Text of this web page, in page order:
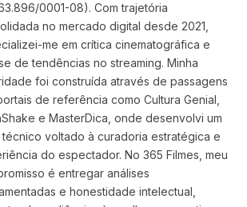
0001-08). Com trajetória
no mercado digital desde 2021,
me em crítica cinematográfica e
de tendências no streaming. Minha
foi construída através de passagens
de referência como Cultura Genial,
e MasterDica, onde desenvolvi um
voltado à curadoria estratégica e
do espectador. No 365 Filmes, meu
é entregar análises
e honestidade intelectual,